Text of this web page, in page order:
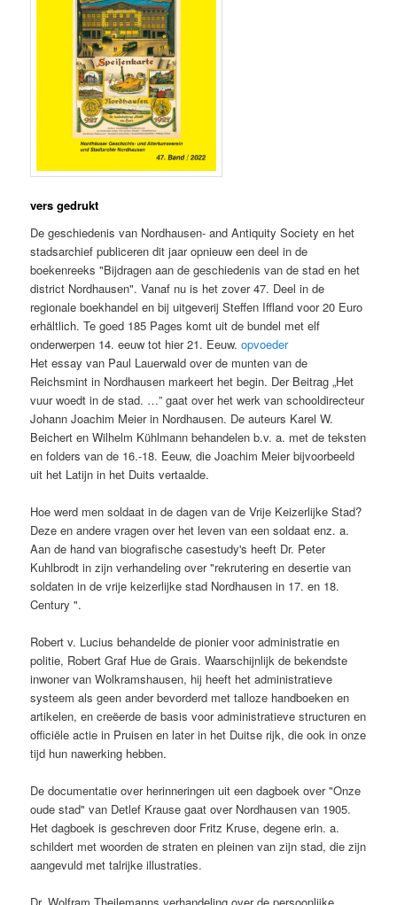
vers gedrukt
De geschiedenis van Nordhausen- and Antiquity Society en het
stadsarchief publiceren dit jaar opnieuw een deel in de
boekenreeks "Bijdragen aan de geschiedenis van de stad en het
district Nordhausen". Vanaf nu is het zover 47. Deel in de
regionale boekhandel en bij uitgeverij Steffen Iffland voor 20 Euro
erhältlich. Te goed 185 Pages komt uit de bundel met elf
onderwerpen 14. eeuw tot hier 21. Eeuw.opvoeder
Het essay van Paul Lauerwald over de munten van de
Reichsmint in Nordhausen markeert het begin. Der Beitrag „Het
vuur woedt in de stad. …” gaat over het werk van schooldirecteur
Johann Joachim Meier in Nordhausen. De auteurs Karel W.
Beichert en Wilhelm Kühlmann behandelen b.v. a. met de teksten
en folders van de 16.-18. Eeuw, die Joachim Meier bijvoorbeeld
uit het Latijn in het Duits vertaalde.
Hoe werd men soldaat in de dagen van de Vrije Keizerlijke Stad?
Deze en andere vragen over het leven van een soldaat enz. a.
Aan de hand van biografische casestudy's heeft Dr. Peter
Kuhlbrodt in zijn verhandeling over "rekrutering en desertie van
soldaten in de vrije keizerlijke stad Nordhausen in 17. en 18.
Century ".
Robert v. Lucius behandelde de pionier voor administratie en
politie, Robert Graf Hue de Grais. Waarschijnlijk de bekendste
inwoner van Wolkramshausen, hij heeft het administratieve
systeem als geen ander bevorderd met talloze handboeken en
artikelen, en creëerde de basis voor administratieve structuren en
officiële actie in Pruisen en later in het Duitse rijk, die ook in onze
tijd hun nawerking hebben.
De documentatie over herinneringen uit een dagboek over "Onze
oude stad" van Detlef Krause gaat over Nordhausen van 1905.
Het dagboek is geschreven door Fritz Kruse, degene erin. a.
schildert met woorden de straten en pleinen van zijn stad, die zijn
aangevuld met talrijke illustraties.